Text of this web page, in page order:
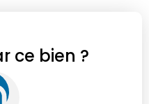
ce bien ?